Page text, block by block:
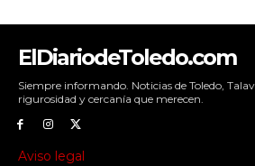
ElDiariodeToledo.com
Siempre informando. Noticias de Toledo,
rigurosidad y cercanía que merecen.
Aviso legal